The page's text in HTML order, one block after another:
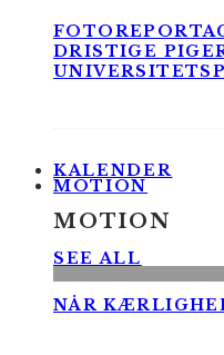
DRISTIGE
KALENDER
MOTION
MOTION
SEE ALL
NÅR